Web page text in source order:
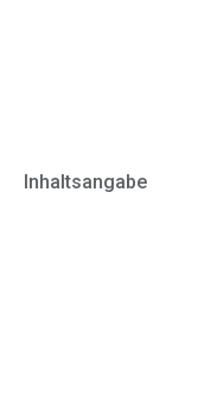
Inhaltsangabe